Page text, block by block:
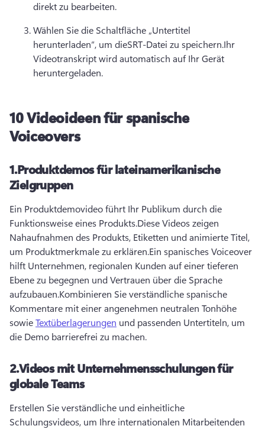
direkt zu bearbeiten.
Wählen Sie die Schaltfläche „Untertitel
herunterladen“, um dieSRT-Datei zu speichern.Ihr
Videotranskript wird automatisch auf Ihr Gerät
heruntergeladen.
10 Videoideen für spanische
Voiceovers
1.Produktdemos für lateinamerikanische
Zielgruppen
Ein Produktdemovideo führt Ihr Publikum durch die
Funktionsweise eines Produkts.Diese Videos zeigen
Nahaufnahmen des Produkts, Etiketten und animierte Titel,
um Produktmerkmale zu erklären.Ein spanisches Voiceover
hilft Unternehmen, regionalen Kunden auf einer tieferen
Ebene zu begegnen und Vertrauen über die Sprache
aufzubauen.Kombinieren Sie verständliche spanische
Kommentare mit einer angenehmen neutralen Tonhöhe
sowie Textüberlagerungen und passenden Untertiteln, um
die Demo barrierefrei zu machen.
2.Videos mit Unternehmensschulungen für
globale Teams
Erstellen Sie verständliche und einheitliche
Schulungsvideos, um Ihre internationalen Mitarbeitenden